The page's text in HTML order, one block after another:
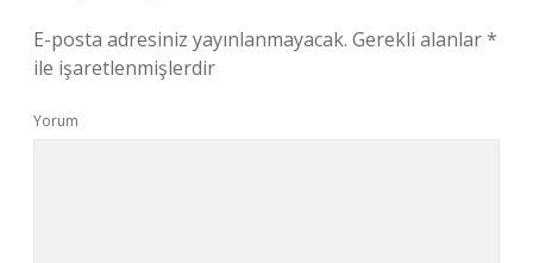
E-posta adresiniz yayınlanmayacak. Gerekli alanlar*
ile işaretlenmişlerdir
Yorum